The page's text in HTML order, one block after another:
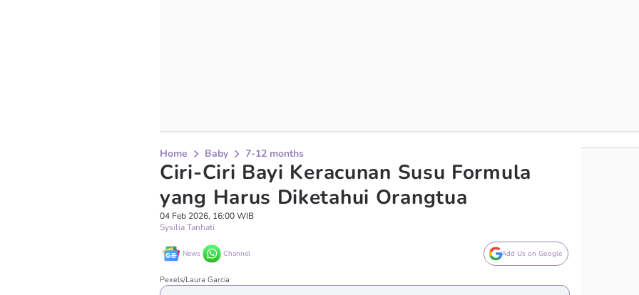
Home Baby 7-12 months
Ciri-Ciri Bayi Keracunan Susu Formula
yang Harus Diketahui Orangtua
04 Feb 2026, 16:00 WIB
Sysilia Tanhati
News Channel Add Us on Google
Pexels/Laura Garcia